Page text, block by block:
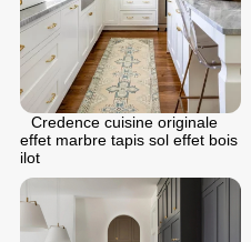
Credence cuisine originale
effet marbre tapis sol effet bois
ilot